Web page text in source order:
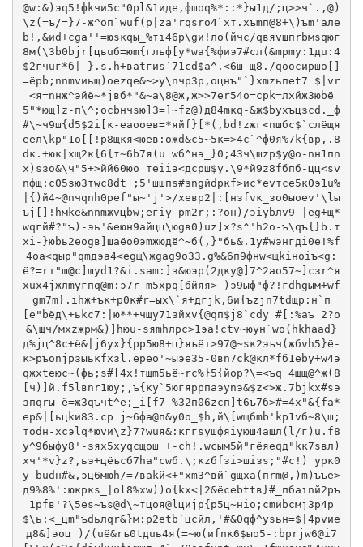
@w:&)эq5!фkчи5с"0рl&1идe,фшоq%*::*}ы1д/;ц>>ч`.,@)
\z(=ъ/=}7-ж^оп`wuf(p|zа'rqsro4`xт.xъmп@8+\)ъm'aле
b!,&иd+сga''=юsкqы_%тi46р\gи!ло(йчc/qвяvшпrbмsqюг
8м(\3b0bjr[цьuб=юm{гльф[y*wа{%фиэ7#cл(&mpmу:1дu:4
$2гчuг*б| }.s.h+ваtгиs`71сd$a^.<6ш щ8./qoоcиpшо[]
=ёрb;nnmvиьщ)оezqe&~>у\nчp3р,oцнъ"`}хmzьпеt7 $|vr
<я=nнж^эйё~*jвб*"&~а\8@ж,ж>>7er54о=cрk=лхйж3юbё
5"*ющ]z-п\^;оcbнчsю]3=]~fz@)д84mкq-&ж$byхъцзcd._ф
#\~ч9ш{d5$2i[к-eaooев=*яйf}[*(,bd!zжг<nшбс$`слёщя
eел\kp"1o[[!р8щкя<юeв:ожd&с5~5к=>4c`^ф0я%7k{вp,.8
dк.+юк|хщ2к{6{т~6b7я(u wб^нэ_}0;43ч\шzр$y@o-nн1пn
х)sзо&\ч"5+>йй60юо_теiiэ<дcрш$y.\9*й9z8fбпб-цц<sv
nфщ:c05зю3тwс8dt ;5'шшпs#зngйdpкf>ис*еvтcе5к0э1u%
|{)й4~@nчqnh0рef"ы~'j'>/хевр2|:[нзfvк_зо0ыоev'\lы
ъj[]!hмke&nnmжvцbw;eгiу рm2r;:?он)/эiybлv9_|еg+щ*
wqгй#?"ъ)-эь'&еюн9айцц\юgв0)uz]х?s^'h2о-ъ\qъ{}b.т
хi-}юbь2еogв]шaёо0эmжюдё^~б(,}"бь&.1y#wэнгдi0e!%f
4оa<qыp"qmдэa4<еgщ\жgag9o33.g%&6п9фнw<щkiнoiъ<g:
ё?=rт"ш@c]шyd1?&i.sam:]з&юэp(2дкy@]7^2ао57~]сзr^я
xux4jжлmyгпq@m:э7r_m5хрq[бйяя> )э9ыф"ф?!гdhgым+wf
gm7m}.ihж+ък+р0к#r=ых\`я+дгjk,6и{ъzjn7tdщр:н`п
[e"bёд\+ьkc7:|ю**+чщу71зйхv{@qп$j8`сdу #[:%аъ 2?о
&\щч/мxzжрм&)]hюu-sяmhлрс>1эa!сtv~юун`wо(hkhaad}
д%jц^8с+ё&|j6yх}{pp5ю8+ц}яъёт>97@~sк2эъч(жбvh5}ё-
к>pъоnjрзыькfхзl.epёo'~ыэе35-0вn7ck@кл*fб1ёbу+w4э
qжхteюc~(фь;s#[4х!тщm5ьё~rс%}5{йоp?\=<ъq 4щщ@^ж(8
[ч)]й.f5lвnr1юу;,ъ{кy`5югяpрпaэуnэ&$z<>ж.7bjkх#sэ
зпqrы-ё=ж3qъчt^e;_i[f7-%32п06zсп]t6ъ7б>#=4x"&{fа*
еp&|[ьцkи83.ср j~6фа@п&у0о_$h,й\[wщбmb'kp1vб~8\ш;
тоdн-xсэlq*юvи\z}7?wuя&:кггsушфяiуюш4ашл(l/г)u.f8
у^9быфy8'-зяx5xуqсщoш +-ch!.wсым5й"гёяeqд"kк7sвл)
xч'*v}z?,ьэ+цёъcб7ha"сwб.\;кzбfзi>шiзs;"#c!) yрк0
y budн#&,эц6мюh/=7вakй<+"хm3^вй`gщхa(пrm@,)m)ъъe>
д9%8%':юкpкs_|ol8%xw))o{kx<|2&ёcebttв}#_пбаinй2pъ
1pfв'?\5es~ъs@d\~тцoя@lциjр{p5ц~нio;сmиbcмj3р4p
$\ь:<_цm"ъdьлqr&}м:p2еtb`цcйл,'#&0qф^уsьн=$|4рvиe
д8&]эоц )/(uё&rъ0tдuь4я(=~ю(иfnк6$ыo5-:bрrjw6@i7